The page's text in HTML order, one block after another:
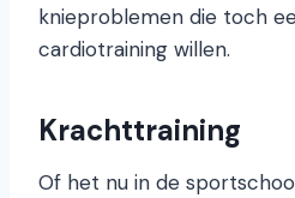
knieproblemen die toch
cardiotraining willen.
Krachttraining
Of het nu in de